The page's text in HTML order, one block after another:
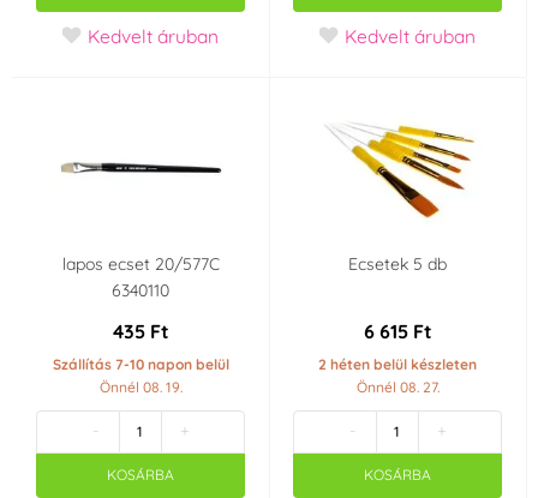
Kedvelt áruban Kedvelt áruban
lapos ecset 20/577C
6340110
435 Ft
Szállítás 7-10 napon belül
Önnél 08. 19.
- +
KOSÁRBA
Ecsetek 5 db
6 615 Ft
2 héten belül készleten
Önnél 08. 27.
- +
KOSÁRBA